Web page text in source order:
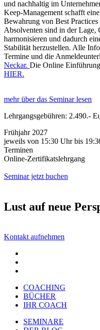
und nachhaltig im
Keep-Management schafft
Bewahrung von Best
Absolventen sind in der Lage,
harmonisieren und dadurch
Stabilität herzustellen. Alle
Termine und die
Neckar. Die Online
HIER.
mehr über das Seminar lesen
Lehrgangsgebühren: 2.490.-
Frühjahr 2027
jeweils von 15:30 Uhr bis
Terminen
Online-Zertifikatslehrgang
Seminar jetzt buchen
Lust auf neue
Kontakt aufnehmen
COACHING
BÜCHER
IHR COACH
SEMINARE